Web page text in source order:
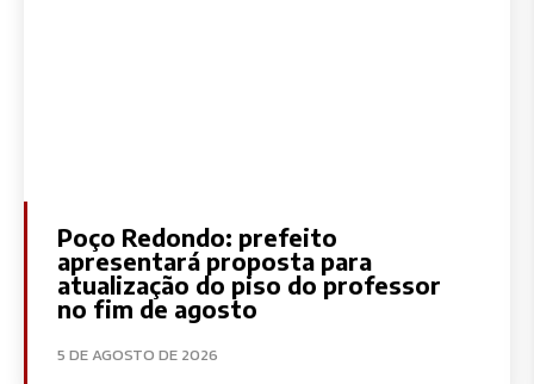
Poço Redondo: prefeito
apresentará proposta para
atualização do piso do professor
no fim de agosto
5 DE AGOSTO DE 2026